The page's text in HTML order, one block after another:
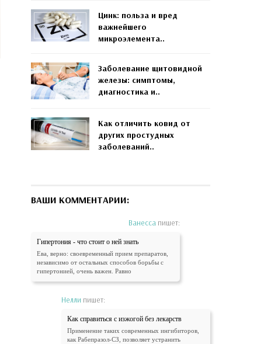
Цинк: польза и вред
важнейшего
микроэлемента..
Заболевание щитовидной
железы: симптомы,
диагностика и..
Как отличить ковид от
других простудных
заболеваний..
ВАШИ КОММЕНТАРИИ:
Ванесса пишет:
Гипертония - что стоит о ней знать
Ева, верно: своевременный прием препаратов,
независимо от остальных способов борьбы с
гипертонией, очень важен. Равно
Нелли пишет:
Как справиться с изжогой без лекарств
Применение таких современных ингибиторов,
как Рабепразол-СЗ, позволяет устранить